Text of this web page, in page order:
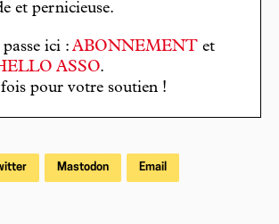
et pernicieuse.
ici : ABONNEMENT et
ASSO.
pour votre soutien !
Mastodon Email